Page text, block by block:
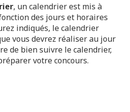
, un calendrier est mis à
des jours et horaires
indiqués, le calendrier
vous devrez réaliser au jour
de bien suivre le calendrier,
votre concours.